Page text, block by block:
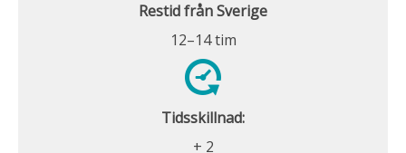
Restid från Sverige
12–14 tim
Tidsskillnad:
+ 2